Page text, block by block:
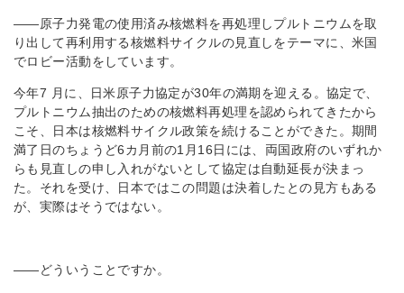
――原子力発電の使用済み核燃料を再処理しプルトニウムを取
り出して再利用する核燃料サイクルの見直しをテーマに、米国
でロビー活動をしています。
今年7 月に、日米原子力協定が30年の満期を迎える。協定で、
プルトニウム抽出のための核燃料再処理を認められてきたから
こそ、日本は核燃料サイクル政策を続けることができた。期間
満了日のちょうど6カ月前の1月16日には、両国政府のいずれか
らも見直しの申し入れがないとして協定は自動延長が決まっ
た。それを受け、日本ではこの問題は決着したとの見方もある
が、実際はそうではない。
――どういうことですか。